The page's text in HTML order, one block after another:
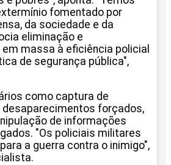
fomentado por
da sociedade e da
eliminação e
massa à eficiência policial
de segurança pública",
como captura de
desaparecimentos forçados,
de informações
"Os policiais militares
a guerra contra o inimigo",